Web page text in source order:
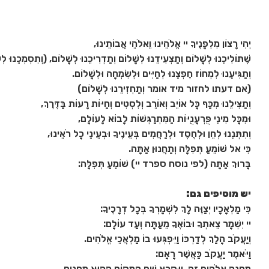
יְהִי רָצוֹן מִלְפָנֶיךָ יי אֱלֹהֵינוּ וֵאלֹהֵי אֲבוֹתֵינוּ,
שֶׁתּוֹלִיכֵנוּ לְשָׁלוֹם וְתַצְעִידֵנוּ לְשָׁלוֹם וְתַדְרִיכֵנוּ לְשָׁלוֹם, (וְתִסְמְכֵנוּ
וְתַגִּיעֵנוּ לִמְחוֹז חֶפְצֵנוּ לְחַיִּים וּלְשִׂמְחָה וּלְשָׁלוֹם.
(אם דעתו לחזור מיד אומר וְתַחְזִירֵנוּ לְשָׁלוֹם)
וְתַצִּילֵנוּ מִכַּף כָּל אוֹיֵב וְאוֹרֵב וְלִסְטִים וְחַיּוֹת רָעוֹת בַּדֶּרֶךְ,
וּמִכָּל מִינֵי פֻּרְעָנֻיּוֹת הַמִּתְרַגְּשׁוֹת לָבוֹא לָעוֹלָם,
וְתִתְּנֵנוּ לְחֵן וּלְחֶסֶד וּלְרַחֲמִים בְּעֵינֶיךָ וּבְעֵינֵי כָל רֹאֵינוּ,
כִּי אל שׁוֹמֵעַ תְּפִלָּה וְתַחֲנוּן אַתָּה.
בָּרוּךְ אַתָּה (לפי נוסח ספרד יי) שׁוֹמֵעַ תְּפִלָּה:
יש מוסיפים גם:
כִּי מַלְאָכָיו יְצַוֶּה לָךְ לִשְׁמָרְךָ בְּכָל דְרָכֶיךָ:
יי יִשְׁמָר צֵאתְךָ וּבוֹאֶךָ מֵעַתָּה וְעַד עוֹלָם:
וְיַעֲקֹב הָלַךְ לְדַרְכּוֹ וַיִּפְגְּעוּ בוֹ מַלְאֲכֵי אֱלֹהִים.
וַיֹּאמֶר יַעֲקֹב כַּאֲשֶׁר רָאָם: